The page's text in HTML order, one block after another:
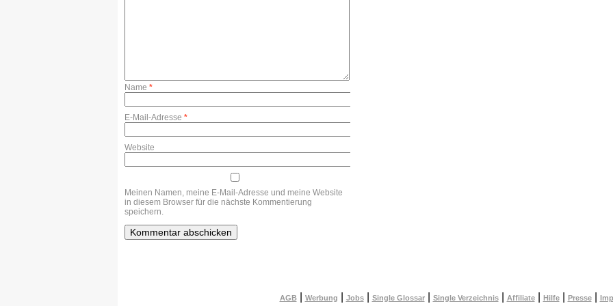
Name *
E-Mail-Adresse *
Website
Meinen Namen, meine E-Mail-Adresse und meine Website
in diesem Browser für die nächste Kommentierung
speichern.
AGB Werbung Jobs Single Glossar Single Verzeichnis Affiliate Hilfe Presse